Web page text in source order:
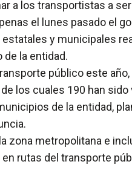
a los transportistas a
el lunes pasado el
y municipales
de la entidad.
público este
los cuales 190 han
de la entidad,
metropolitana e
rutas del transporte